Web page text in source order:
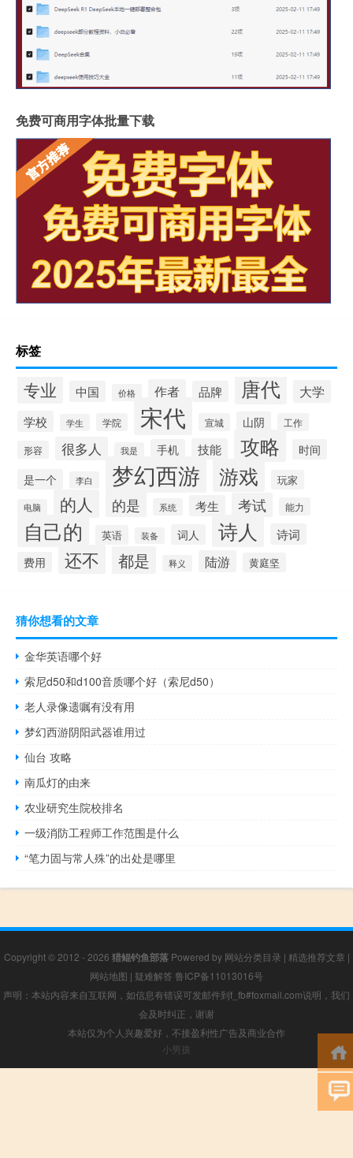
免费可商用字体批量下载
标签
专业 中国 价格 作者 品牌 唐代 大学
学校 学生 学院 宋代 宣城 山阴 工作
形容 很多人 我是 手机 技能 攻略
时间
是一个
李白 梦幻西游 游戏 玩家
电脑 的人 的是 系统 考生 考试 能力
自己的 英语 装备 词人 诗人 诗词
费用 还不 都是 释义 陆游 黄庭坚
猜你想看的文章
金华英语哪个好
索尼d50和d100音质哪个好（索尼d50）
老人录像遗嘱有没有用
梦幻西游阴阳武器谁用过
仙台 攻略
南瓜灯的由来
农业研究生院校排名
一级消防工程师工作范围是什么
“笔力固与常人殊”的出处是哪里
Copyright © 2012 - 2026 猎鲲钓鱼部落Powered by 网站分类目录 | 精选推荐文章 |
网站地图 | 疑难解答 鲁ICP备11013016号
声明：本站内容来自互联网，如信息有错误可发邮件到f_fb#foxmail.com说明，我们
会及时纠正，谢谢
本站仅为个人兴趣爱好，不接盈利性广告及商业合作
小男孩